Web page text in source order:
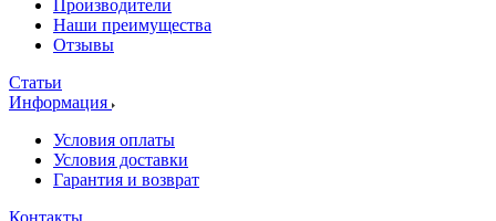
Производители
Наши преимущества
Отзывы
Статьи
Информация
Условия оплаты
Условия доставки
Гарантия и возврат
Контакты